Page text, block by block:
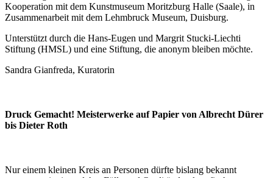
Kooperation mit dem Kunstmuseum Moritzburg Halle (Saale), in
Zusammenarbeit mit dem Lehmbruck Museum, Duisburg.
Unterstützt durch die Hans-Eugen und Margrit Stucki-Liechti
Stiftung (HMSL) und eine Stiftung, die anonym bleiben möchte.
Sandra Gianfreda, Kuratorin
Druck Gemacht! Meisterwerke auf Papier von Albrecht Dürer
bis Dieter Roth
Nur einem kleinen Kreis an Personen dürfte bislang bekannt